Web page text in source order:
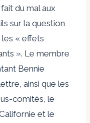
du mal aux
sur la question
« effets
». Le membre
Bennie
ainsi que les
comités, le
et le